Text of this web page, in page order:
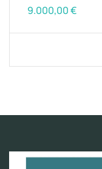
9.000,00€